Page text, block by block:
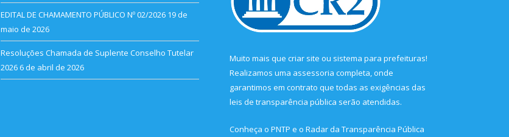
EDITAL DE CHAMAMENTO PÚBLICO Nº 02/2026 19 de
maio de 2026
Resoluções Chamada de Suplente Conselho Tutelar
2026 6 de abril de 2026
Muito mais que criar site ou sistema para prefeituras!
Realizamos uma assessoria completa, onde
garantimos em contrato que todas as exigências das
leis de transparência pública serão atendidas.
Conheça o PNTP e o Radar da Transparência Pública